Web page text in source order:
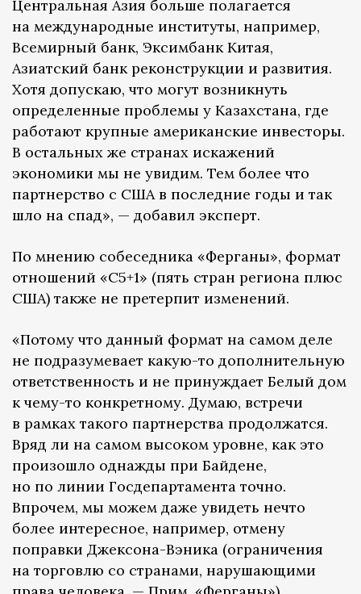
Центральная Азия больше полагается
на международные институты, например,
Всемирный банк, Эксимбанк Китая,
Азиатский банк реконструкции и развития.
Хотя допускаю, что могут возникнуть
определенные проблемы у Казахстана, где
работают крупные американские инвесторы.
В остальных же странах искажений
экономики мы не увидим. Тем более что
партнерство с США в последние годы и так
шло на спад», — добавил эксперт.
По мнению собеседника «Ферганы», формат
отношений «C5+1» (пять стран региона плюс
США) также не претерпит изменений.
«Потому что данный формат на самом деле
не подразумевает какую-то дополнительную
ответственность и не принуждает Белый дом
к чему-то конкретному. Думаю, встречи
в рамках такого партнерства продолжатся.
Вряд ли на самом высоком уровне, как это
произошло однажды при Байдене,
но по линии Госдепартамента точно.
Впрочем, мы можем даже увидеть нечто
более интересное, например, отмену
поправки Джексона-Вэника (ограничения
на торговлю со странами, нарушающими